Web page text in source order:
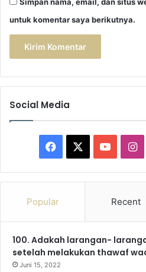
untuk komentar saya berikutnya.
Social Media
a
b
o
o
u
I
n
a
Popular Recent
100. Adakah larangan-
setelah melakukan thawaf
Juni 15, 2022